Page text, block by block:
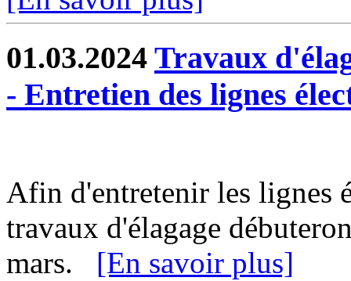
01.03.2024 Travaux
- Entretien des lignes
Afin d'entretenir les lignes
travaux d'élagage
mars. [En savoir plus]